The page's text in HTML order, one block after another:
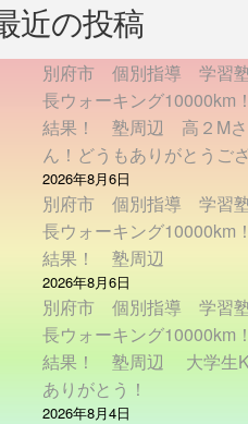
近の投稿
別府市 個別指導 学習
長ウォーキング
結果！ 塾周辺 高２Mさ
ん！どうもありがとうご
2026年8月6日
別府市 個別指導 学習
長ウォーキング
結果！ 塾周辺
2026年8月6日
別府市 個別指導 学習
長ウォーキング
結果！ 塾周辺 大学生K
ありがとう！
2026年8月4日